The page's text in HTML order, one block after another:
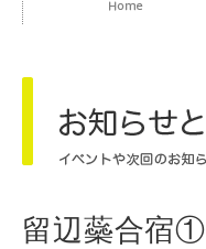
留辺蘂合宿①